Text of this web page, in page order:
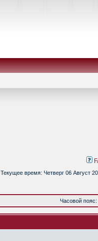
Текущее время: Четверг 06 Август
Часовой